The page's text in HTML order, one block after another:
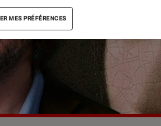
MES PRÉFÉRENCES